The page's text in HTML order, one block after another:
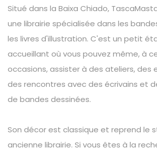
Situé dans la Baixa Chiado,
une librairie spécialisée dans les
les livres d'illustration. C'est un petit
accueillant où vous pouvez même, à
occasions, assister à des ateliers, des
des rencontres avec des écrivains et
de bandes dessinées.
Son décor est classique et reprend le
ancienne librairie. Si vous êtes à la